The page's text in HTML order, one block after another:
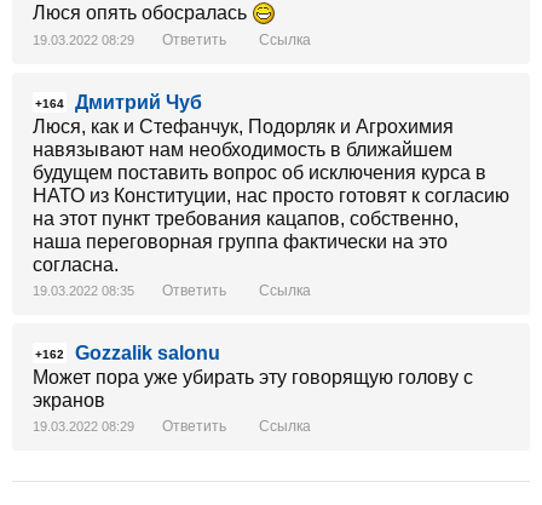
Люся опять обосралась
19.03.2022 08:29 Ответить Ссылка
+164
Дмитрий Чуб
Люся, как и Стефанчук, Подорляк и Агрохимия
навязывают нам необходимость в ближайшем
будущем поставить вопрос об исключения курса в
НАТО из Конституции, нас просто готовят к согласию
на этот пункт требования кацапов, собственно,
наша переговорная группа фактически на это
согласна.
19.03.2022 08:35 Ответить Ссылка
+162
Gozzalik salonu
Может пора уже убирать эту говорящую голову с
экранов
19.03.2022 08:29 Ответить Ссылка